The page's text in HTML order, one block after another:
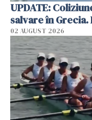
UPDATE:
salvare în
02 AUGUST 2026